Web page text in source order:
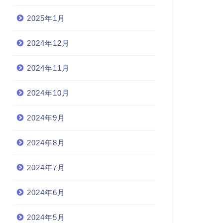
2025年1月
2024年12月
2024年11月
2024年10月
2024年9月
2024年8月
2024年7月
2024年6月
2024年5月